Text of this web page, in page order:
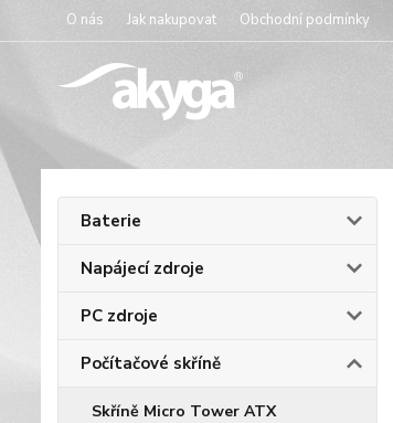
O nás Jak nakupovat Obchodní podmínky
Baterie
Napájecí zdroje
PC zdroje
Počítačové skříně
Skříně Micro Tower ATX